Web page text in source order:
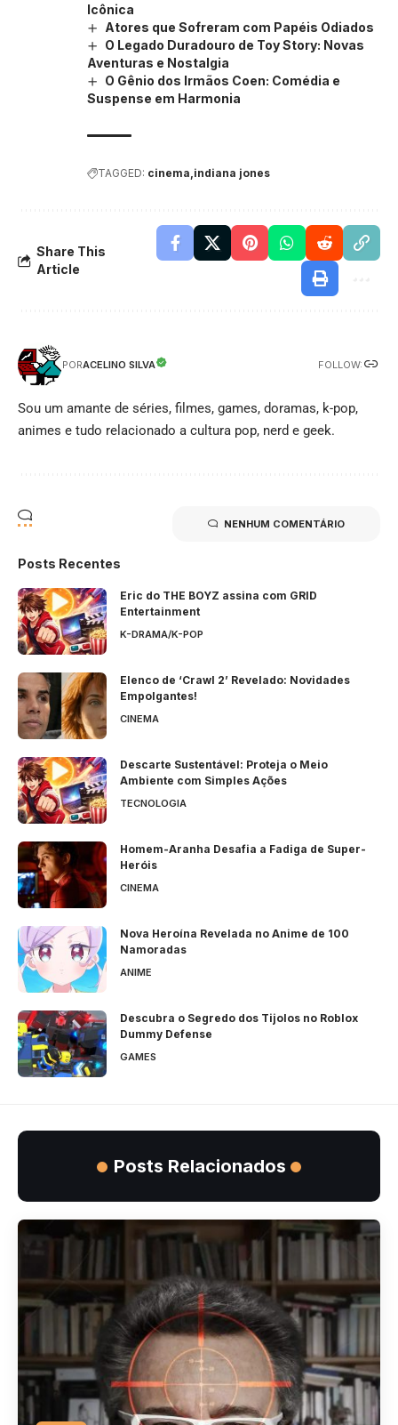
Icônica
Atores que Sofreram com Papéis Odiados
O Legado Duradouro de Toy Story: Novas
Aventuras e Nostalgia
O Gênio dos Irmãos Coen: Comédia e
Suspense em Harmonia
TAGGED: cinema indiana jones
Share This
Article
PORACELINO SILVA FOLLOW:
Sou um amante de séries, filmes, games, doramas, k-pop,
animes e tudo relacionado a cultura pop, nerd e geek.
NENHUM COMENTÁRIO
Posts Recentes
Eric do THE BOYZ assina com GRID
Entertainment
K-DRAMA/K-POP
Elenco de ‘Crawl 2’ Revelado: Novidades
Empolgantes!
CINEMA
Descarte Sustentável: Proteja o Meio
Ambiente com Simples Ações
TECNOLOGIA
Homem-Aranha Desafia a Fadiga de Super-
Heróis
CINEMA
Nova Heroína Revelada no Anime de 100
Namoradas
ANIME
Descubra o Segredo dos Tijolos no Roblox
Dummy Defense
GAMES
Posts Relacionados